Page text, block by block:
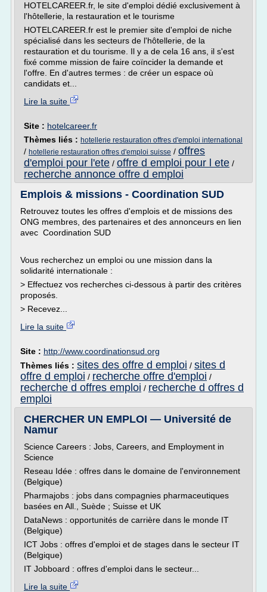
HOTELCAREER.fr, le site d'emploi dédié exclusivement à
l'hôtellerie, la restauration et le tourisme
HOTELCAREER.fr est le premier site d'emploi de niche
spécialisé dans les secteurs de l'hôtellerie, de la
restauration et du tourisme. Il y a de cela 16 ans, il s'est
fixé comme mission de faire coïncider la demande et
l'offre. En d'autres termes : de créer un espace où
candidats et...
Lire la suite
Site : hotelcareer.fr
Thèmes liés : hotellerie restauration offres d'emploi international
/ hotellerie restauration offres d'emploi suisse / offres
d'emploi pour l'ete / offre d emploi pour l ete /
recherche annonce offre d emploi
Emplois & missions - Coordination SUD
Retrouvez toutes les offres d'emplois et de missions des
ONG membres, des partenaires et des annonceurs en lien
avec Coordination SUD
Vous recherchez un emploi ou une mission dans la
solidarité internationale :
> Effectuez vos recherches ci-dessous à partir des critères
proposés.
> Recevez...
Lire la suite
Site : http://www.coordinationsud.org
Thèmes liés : sites des offre d emploi / sites d
offre d emploi / recherche offre d'emploi /
recherche d offres emploi / recherche d offres d
emploi
CHERCHER UN EMPLOI — Université de
Namur
Science Careers : Jobs, Careers, and Employment in
Science
Reseau Idée : offres dans le domaine de l'environnement
(Belgique)
Pharmajobs : jobs dans compagnies pharmaceutiques
basées en All., Suède ; Suisse et UK
DataNews : opportunités de carrière dans le monde IT
(Belgique)
ICT Jobs : offres d'emploi et de stages dans le secteur IT
(Belgique)
IT Jobboard : offres d'emploi dans le secteur...
Lire la suite